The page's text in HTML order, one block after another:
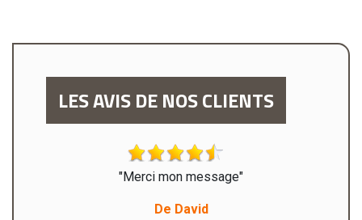
LES AVIS DE NOS CLIENTS
"Merci mon message"
De David